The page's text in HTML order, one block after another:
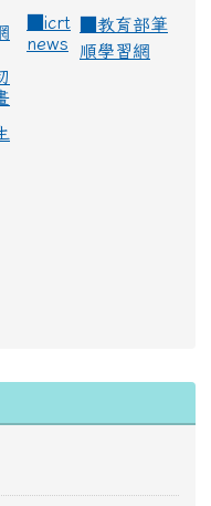
icrt
news
教育部筆
順學習網